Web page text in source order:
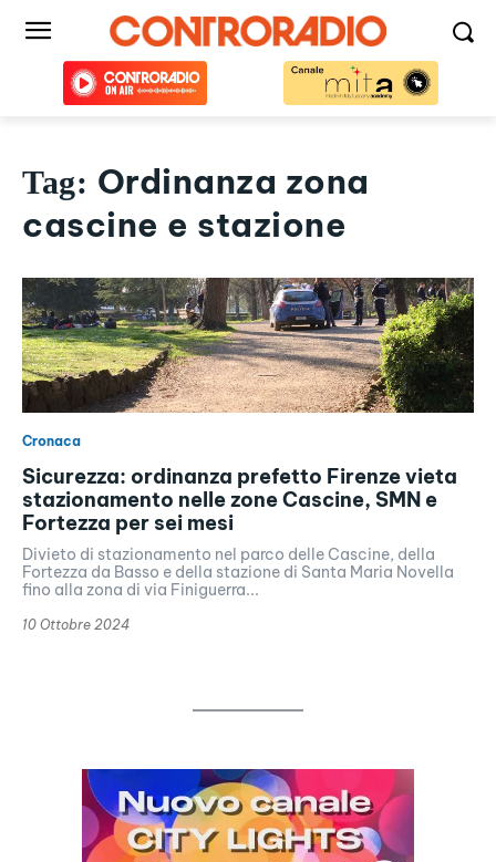
Tag: Ordinanza zona
cascine e stazione
Cronaca
Sicurezza: ordinanza prefetto Firenze vieta
stazionamento nelle zone Cascine, SMN e
Fortezza per sei mesi
Divieto di stazionamento nel parco delle Cascine, della
Fortezza da Basso e della stazione di Santa Maria Novella
fino alla zona di via Finiguerra...
10 Ottobre 2024